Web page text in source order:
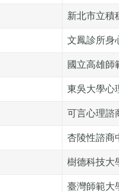
新北市立積
文鳳診所身
國立高雄師
東吳大學心
可言心理諮
杏陵性諮商
樹德科技大
臺灣師範大